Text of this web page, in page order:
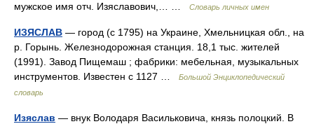
мужское имя отч. Изяславович,… …
Словарь личных имен
ИЗЯСЛАВ — город (с 1795) на Украине, Хмельницкая обл., на
р. Горынь. Железнодорожная станция. 18,1 тыс. жителей
(1991). Завод Пищемаш ; фабрики: мебельная, музыкальных
инструментов. Известен с 1127 …
Большой Энциклопедический
словарь
Изяслав — внук Володаря Васильковича, князь полоцкий. В